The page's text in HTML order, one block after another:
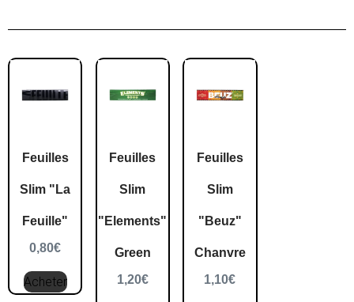
Feuilles
Slim "La
Feuille"
0,80€
Acheter
Feuilles
Slim
"Elements"
Green
1,20€
Feuilles
Slim
"Beuz"
Chanvre
1,10€